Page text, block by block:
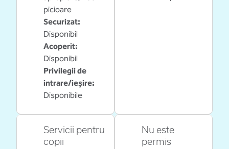
picioare
Securizat:
Disponibil
Acoperit:
Disponibil
Privilegii de
intrare/ieșire:
Disponibile
Servicii pentru
copii
Nu este
permis